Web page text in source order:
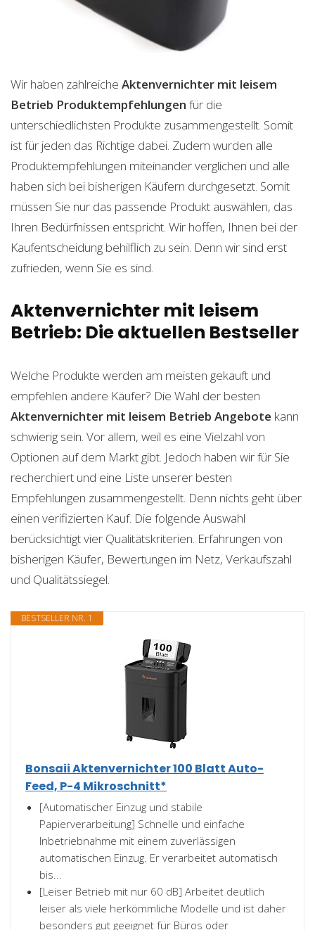
Wir haben zahlreiche Aktenvernichter mit leisem
Betrieb Produktempfehlungen für die
unterschiedlichsten Produkte zusammengestellt. Somit
ist für jeden das Richtige dabei. Zudem wurden alle
Produktempfehlungen miteinander verglichen und alle
haben sich bei bisherigen Käufern durchgesetzt. Somit
müssen Sie nur das passende Produkt auswählen, das
Ihren Bedürfnissen entspricht. Wir hoffen, Ihnen bei der
Kaufentscheidung behilflich zu sein. Denn wir sind erst
zufrieden, wenn Sie es sind.
Aktenvernichter mit leisem
Betrieb: Die aktuellen Bestseller
Welche Produkte werden am meisten gekauft und
empfehlen andere Käufer? Die Wahl der besten
Aktenvernichter mit leisem Betrieb Angebote kann
schwierig sein. Vor allem, weil es eine Vielzahl von
Optionen auf dem Markt gibt. Jedoch haben wir für Sie
recherchiert und eine Liste unserer besten
Empfehlungen zusammengestellt. Denn nichts geht über
einen verifizierten Kauf. Die folgende Auswahl
berücksichtigt vier Qualitätskriterien. Erfahrungen von
bisherigen Käufer, Bewertungen im Netz, Verkaufszahl
und Qualitätssiegel.
BESTSELLER NR. 1
Bonsaii Aktenvernichter 100 Blatt Auto-
Feed, P-4 Mikroschnitt*
[Automatischer Einzug und stabile
Papierverarbeitung] Schnelle und einfache
Inbetriebnahme mit einem zuverlässigen
automatischen Einzug. Er verarbeitet automatisch
bis...
[Leiser Betrieb mit nur 60 dB] Arbeitet deutlich
leiser als viele herkömmliche Modelle und ist daher
besonders gut geeignet für Büros oder